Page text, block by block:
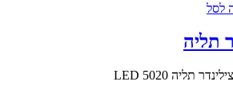
לסל
תליה